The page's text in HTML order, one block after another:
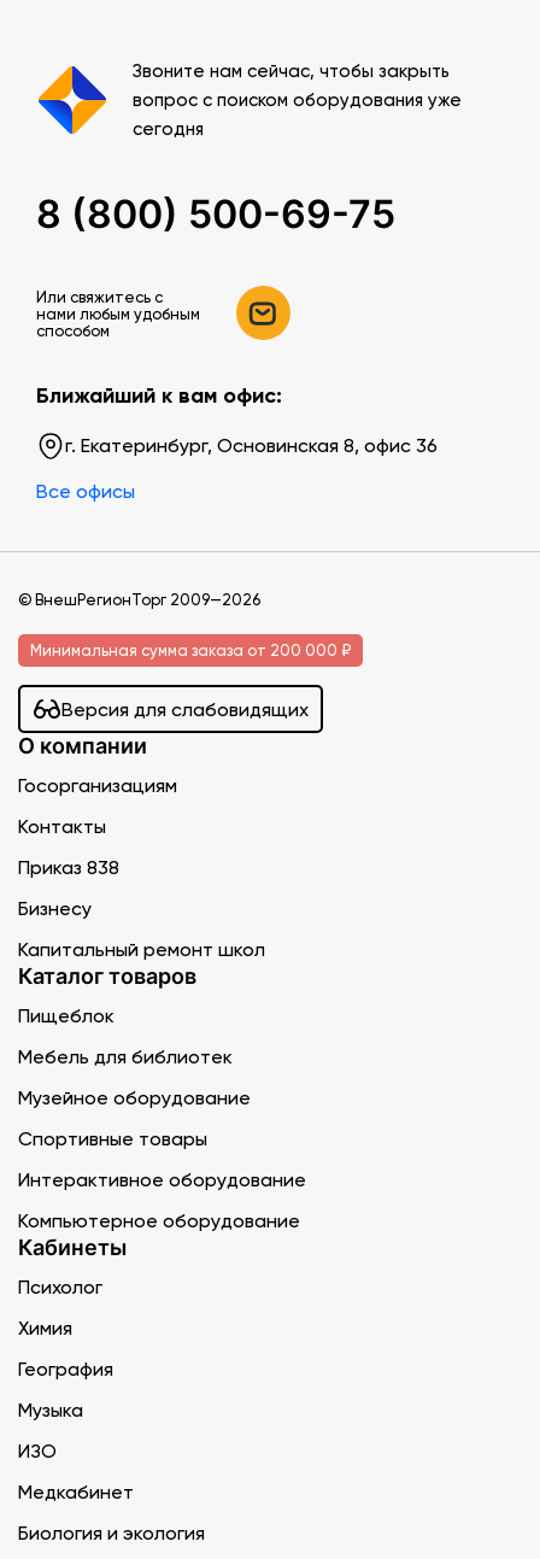
Звоните нам сейчас, чтобы закрыть
вопрос с поиском оборудования уже
сегодня
8 (800) 500-69-75
Или свяжитесь c
нами любым удобным
способом
Ближайший к вам офис:
г. Екатеринбург, Основинская 8, офис 36
Все офисы
© ВнешРегионТорг 2009—2026
Минимальная сумма заказа от 200 000 ₽
Версия для слабовидящих
О компании
Госорганизациям
Контакты
Приказ 838
Бизнесу
Капитальный ремонт школ
Каталог товаров
Пищеблок
Мебель для библиотек
Музейное оборудование
Спортивные товары
Интерактивное оборудование
Компьютерное оборудование
Кабинеты
Психолог
Химия
География
Музыка
ИЗО
Медкабинет
Биология и экология